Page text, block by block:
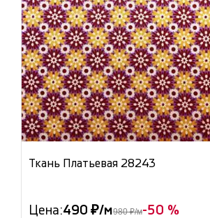
Ткань Платьевая 28243
Цена:490 ₽/м980 ₽/м-50 %